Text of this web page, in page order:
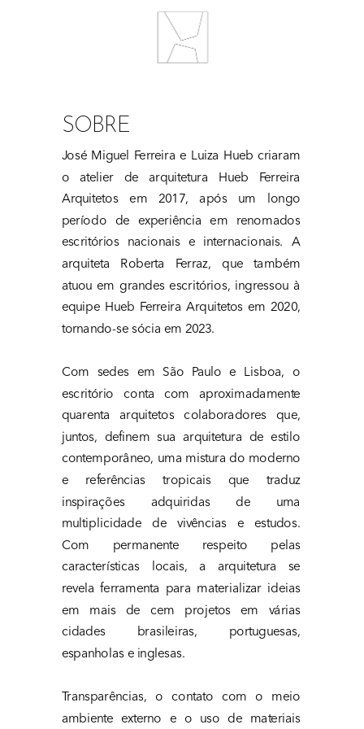
SOBRE
José Miguel Ferreira e Luiza Hueb criaram
o atelier de arquitetura Hueb Ferreira
Arquitetos em 2017, após um longo
período de experiência em renomados
escritórios nacionais e internacionais. A
arquiteta Roberta Ferraz, que também
atuou em grandes escritórios, ingressou à
equipe Hueb Ferreira Arquitetos em 2020,
tornando-se sócia em 2023.
Com sedes em São Paulo e Lisboa, o
escritório conta com aproximadamente
quarenta arquitetos colaboradores que,
juntos, definem sua arquitetura de estilo
contemporâneo, uma mistura do moderno
e referências tropicais que traduz
inspirações adquiridas de uma
multiplicidade de vivências e estudos.
Com permanente respeito pelas
características locais, a arquitetura se
revela ferramenta para materializar ideias
em mais de cem projetos em várias
cidades brasileiras, portuguesas,
espanholas e inglesas.
Transparências, o contato com o meio
ambiente externo e o uso de materiais